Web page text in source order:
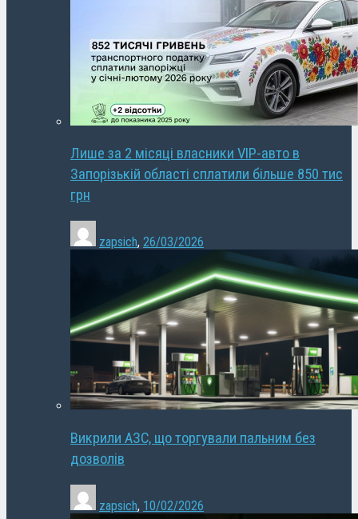
Лише за 2 місяці власники VIP-авто в
Запорізькій області сплатили більше 850 тис
грн
zapsich, 26/03/2026
Викрили АЗС, що торгували пальним без
дозволів
zapsich, 10/02/2026